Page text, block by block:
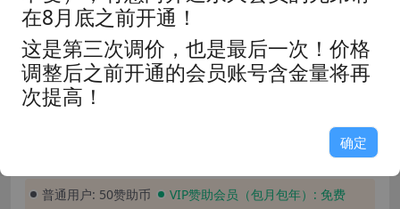
资源分类:☆视觉小说☆
浏览热度: (8.5K)
发布时间: 2026-05-12
玩家评分: 8.0
普通用户: 50赞助币 VIP赞助会员（包月包年）: 免费
在8月底之前开通！
这是第三次调价，也是最后一次！价格
调整后之前开通的会员账号含金量将再
次提高！
确定